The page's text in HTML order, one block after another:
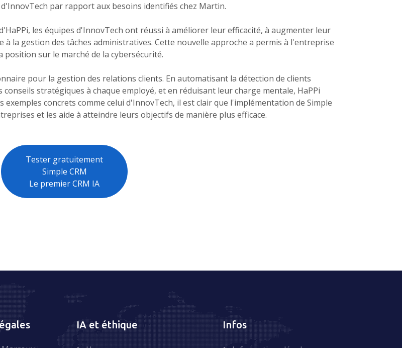
par rapport aux besoins identifiés chez Martin.
les équipes d'InnovTech ont réussi à améliorer leur efficacité, à augmenter leur
la gestion des tâches administratives. Cette nouvelle approche a permis à l'entreprise
sur le marché de la cybersécurité.
pour la gestion des relations clients. En automatisant la détection de clients
stratégiques à chaque employé, et en réduisant leur charge mentale, HaPPi
concrets comme celui d'InnovTech, il est clair que l'implémentation de Simple
et les aide à atteindre leurs objectifs de manière plus efficace.
Tester gratuitement
Simple CRM
Le premier CRM IA
IA et éthique Infos